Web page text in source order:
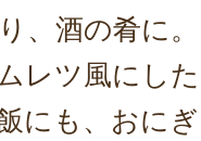
、酒の肴に。
レツ風にし
にも、おに